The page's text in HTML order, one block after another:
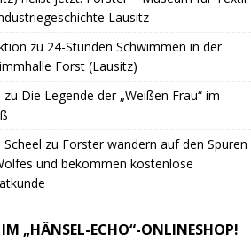
Lausitz
zu 24-Stunden Schwimmen in der
Forst (Lausitz)
zu Die Legende der „Weißen Frau“ im
Scheel zu Forster wandern auf den Spuren
und bekommen kostenlose
„HÄNSEL-ECHO“-ONLINESHOP!